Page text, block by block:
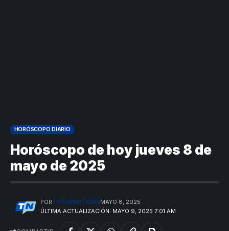
HORÓSCOPO DIARIO
Horóscopo de hoy jueves 8 de
mayo de 2025
ÚLTIMA ACTUALIZACIÓN: MAYO 9, 2025 7:01 AM
PORTOTUSNOTICIASMAYO 8, 2025